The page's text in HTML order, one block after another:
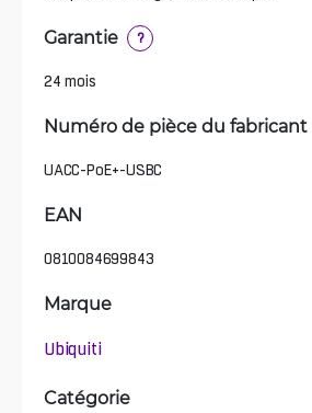
Garantie ?
24 mois
Numéro de pièce du fabricant
UACC-PoE+-USBC
EAN
0810084699843
Marque
Ubiquiti
Catégorie